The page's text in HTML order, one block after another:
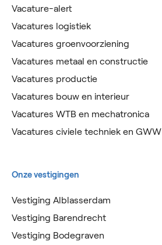
Vacature-alert
Vacatures logistiek
Vacatures groenvoorziening
Vacatures metaal en constructie
Vacatures productie
Vacatures bouw en interieur
Vacatures WTB en mechatronica
Vacatures civiele techniek en GWW
Onze vestigingen
Vestiging Alblasserdam
Vestiging Barendrecht
Vestiging Bodegraven